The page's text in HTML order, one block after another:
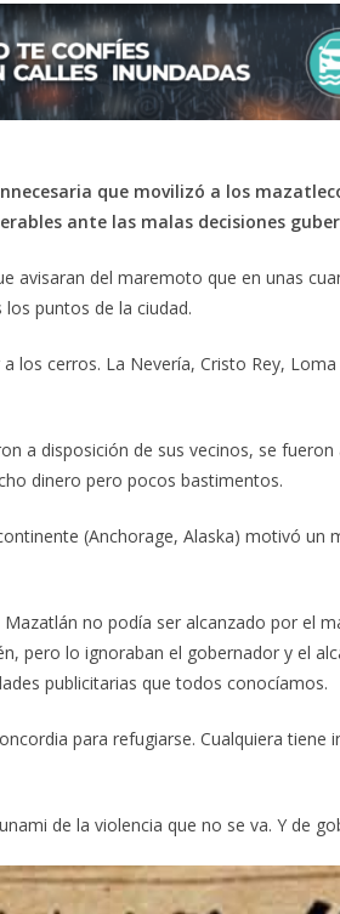
que movilizó a los
ante las malas decisiones
del maremoto que en unas
puntos de la ciudad.
cerros. La Nevería, Cristo Rey,
a disposición de sus vecinos, se
dinero pero pocos bastimentos.
(Anchorage, Alaska) motivó
no podía ser alcanzado por el
pero lo ignoraban el gobernador y el
publicitarias que todos conocíamos.
para refugiarse. Cualquiera
de la violencia que no se va. Y de